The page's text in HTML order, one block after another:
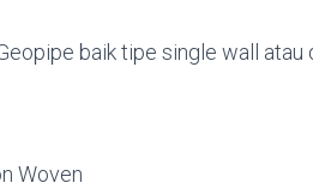
baik tipe single wall
Woven